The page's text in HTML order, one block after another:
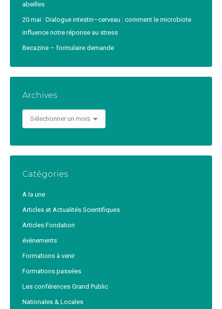
abeilles
20 mai : Dialogue intestin–cerveau : comment le microbiote
influence notre réponse au stress
Becazine – formulaire demande
Archives
Archives
Catégories
A la une
Articles et Actualités Scientifiques
Articles Fondation
évènements
Formations à venir
Formations passées
Les conférences Grand Public
Nationales & Locales